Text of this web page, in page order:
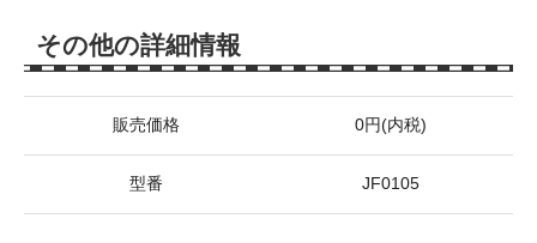
その他の詳細情報
販売価格 0円(内税)
型番 JF0105